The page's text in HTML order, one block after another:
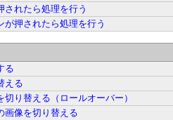
されたら処理を行う
が押されたら処理を行う
る
える
り替える（ロールオーバー）
画像を切り替える